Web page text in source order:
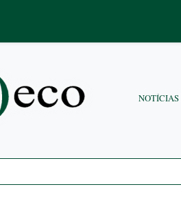
NOTÍCIAS